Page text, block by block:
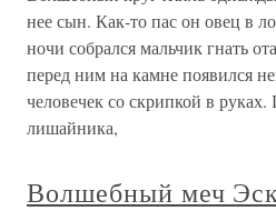
нее сын. Как-то пас он овец в
ночи собрался мальчик гнать
перед ним на камне появился
человечек со скрипкой в
лишайника,
Волшебный меч